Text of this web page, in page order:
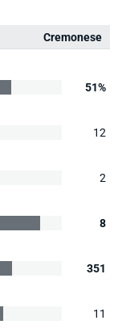
Cremonese
51%
12
2
8
351
11